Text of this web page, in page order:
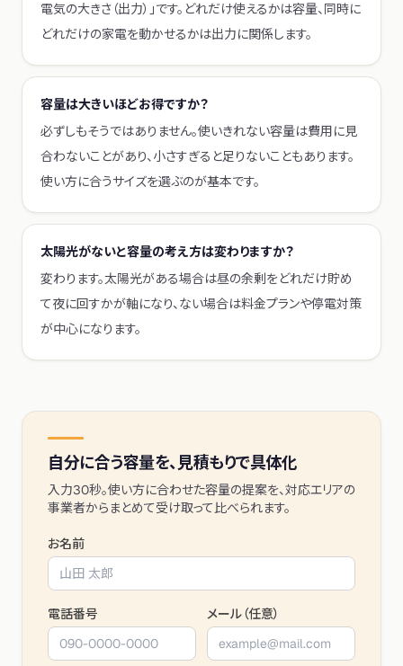
電気の大きさ（出力）」です。どれだけ使えるかは容量、同時に
どれだけの家電を動かせるかは出力に関係します。
容量は大きいほどお得ですか？
必ずしもそうではありません。使いきれない容量は費用に見
合わないことがあり、小さすぎると足りないこともあります。
使い方に合うサイズを選ぶのが基本です。
太陽光がないと容量の考え方は変わりますか？
変わります。太陽光がある場合は昼の余剰をどれだけ貯め
て夜に回すかが軸になり、ない場合は料金プランや停電対策
が中心になります。
自分に合う容量を、見積もりで具体化
入力30秒。使い方に合わせた容量の提案を、対応エリアの
事業者からまとめて受け取って比べられます。
お名前
電話番号 メール（任意）